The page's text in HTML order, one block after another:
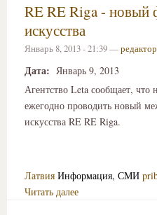
RE RE Riga - новый
искусства
Январь 8, 2013 - 21:39 —редактор
Дата: Январь 9, 2013
Агентство Leta сообщает, что
ежегодно проводить новый
искусства RE RE Riga.
Латвия Информация, СМИ
Читать далее